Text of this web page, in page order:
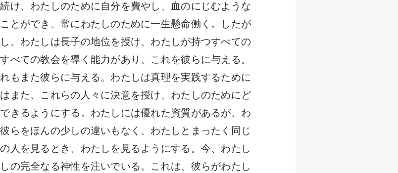
け、わたしのために自分を費やし、血のにじむような
とができ、常にわたしのために一生懸命働く。したが
、わたしは長子の地位を授け、わたしが持つすべての
べての教会を導く能力があり、これを彼らに与える。
もまた彼らに与える。わたしは真理を実践するために
また、これらの人々に決意を授け、わたしのためにど
きるようにする。わたしには優れた資質があるが、わ
らをほんの少しの違いもなく、わたしとまったく同じ
人を見るとき、わたしを見るようにする。今、わたし
の完全なる神性を注いでいる。これは、彼らがわたし